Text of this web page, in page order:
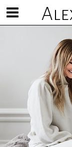
Visa/göm
meny